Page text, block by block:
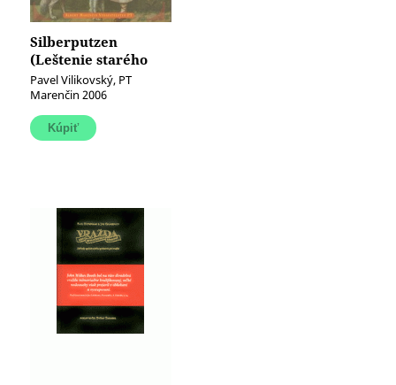
Silberputzen
(Leštenie starého
striebra)
Pavel Vilikovský, PT
Marenčin 2006